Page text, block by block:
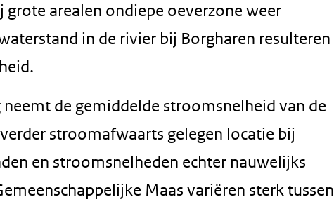
arealen ondiepe oeverzone weer
in de rivier bij Borgharen resulteren
de gemiddelde stroomsnelheid van de
stroomafwaarts gelegen locatie bij
en stroomsnelheden echter nauwelijks
Maas variëren sterk tussen